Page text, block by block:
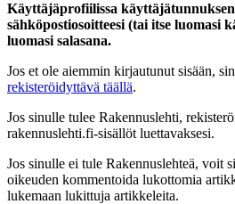
Käyttäjäprofiilissa
sähköpostiosoitteesi (tai itse luomasi
luomasi salasana.
Jos et ole aiemmin kirjautunut sisään,
rekisteröidyttävä täällä.
Jos sinulle tulee Rakennuslehti,
rakennuslehti.fi-sisällöt luettavaksesi.
Jos sinulle ei tule Rakennuslehteä, voit
oikeuden kommentoida lukottomia
lukemaan lukittuja artikkeleita.